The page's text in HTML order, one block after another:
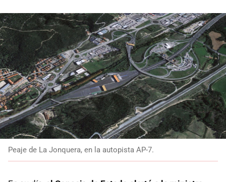
Peaje de La Jonquera, en la autopista AP-7.